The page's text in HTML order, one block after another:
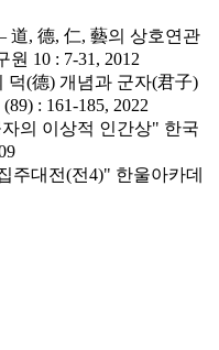
道, 德, 仁, 藝의 상호연관
10 : 7-31, 2012
덕(德) 개념과 군자(君子)
: 161-185, 2022
자의 이상적 인간상" 한국
주대전(전4)" 한울아카데